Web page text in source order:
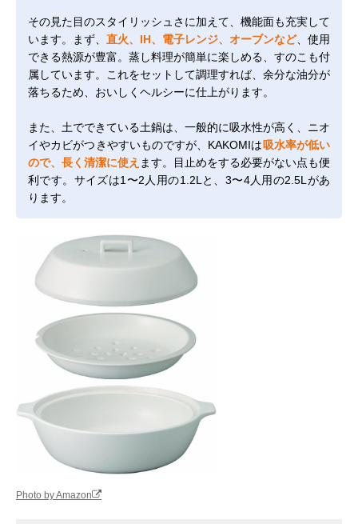
その見た目のスタイリッシュさに加えて、機能面も充実して
います。まず、 直火、IH、電子レンジ、オーブンなど、使用
できる熱源が豊富。蒸し料理が簡単に楽しめる、すのこも付
属しています。これをセットして調理すれば、余分な油分が
落ちるため、おいしくヘルシーに仕上がります。
また、土でできている土鍋は、一般的に吸水性が高く、ニオ
イやカビがつきやすいものですが、KAKOMIは 吸水率が低い
ので、長く清潔に使え ます。目止めをする必要がない点も便
利です。サイズは1〜2人用の1.2Lと、3〜4人用の2.5Lがあ
ります。
Photo by Amazon